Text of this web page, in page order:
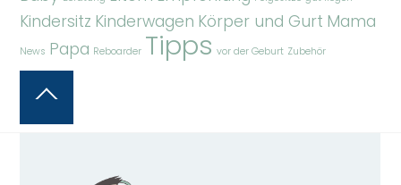
Kindersitz Kinderwagen Körper und Gurt Mama
News Papa Reboarder Tipps vor der Geburt Zubehör
Back
Top